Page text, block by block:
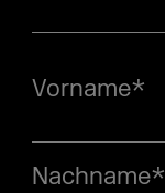
Vorname*
Nachname*